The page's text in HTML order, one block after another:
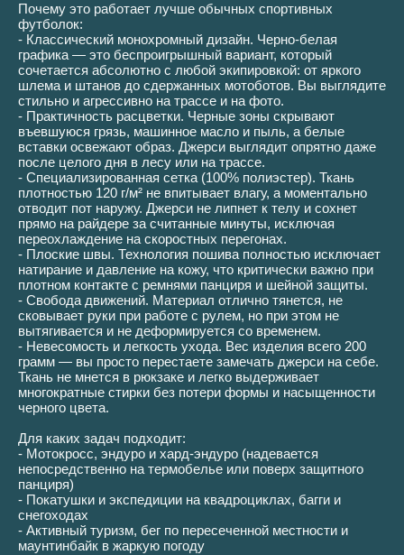
Почему это работает лучше обычных спортивных
футболок:
- Классический монохромный дизайн. Черно-белая
графика — это беспроигрышный вариант, который
сочетается абсолютно с любой экипировкой: от яркого
шлема и штанов до сдержанных мотоботов. Вы выглядите
стильно и агрессивно на трассе и на фото.
- Практичность расцветки. Черные зоны скрывают
въевшуюся грязь, машинное масло и пыль, а белые
вставки освежают образ. Джерси выглядит опрятно даже
после целого дня в лесу или на трассе.
- Специализированная сетка (100% полиэстер). Ткань
плотностью 120 г/м² не впитывает влагу, а моментально
отводит пот наружу. Джерси не липнет к телу и сохнет
прямо на райдере за считанные минуты, исключая
переохлаждение на скоростных перегонах.
- Плоские швы. Технология пошива полностью исключает
натирание и давление на кожу, что критически важно при
плотном контакте с ремнями панциря и шейной защиты.
- Свобода движений. Материал отлично тянется, не
сковывает руки при работе с рулем, но при этом не
вытягивается и не деформируется со временем.
- Невесомость и легкость ухода. Вес изделия всего 200
грамм — вы просто перестаете замечать джерси на себе.
Ткань не мнется в рюкзаке и легко выдерживает
многократные стирки без потери формы и насыщенности
черного цвета.
Для каких задач подходит:
- Мотокросс, эндуро и хард-эндуро (надевается
непосредственно на термобелье или поверх защитного
панциря)
- Покатушки и экспедиции на квадроциклах, багги и
снегоходах
- Активный туризм, бег по пересеченной местности и
маунтинбайк в жаркую погоду